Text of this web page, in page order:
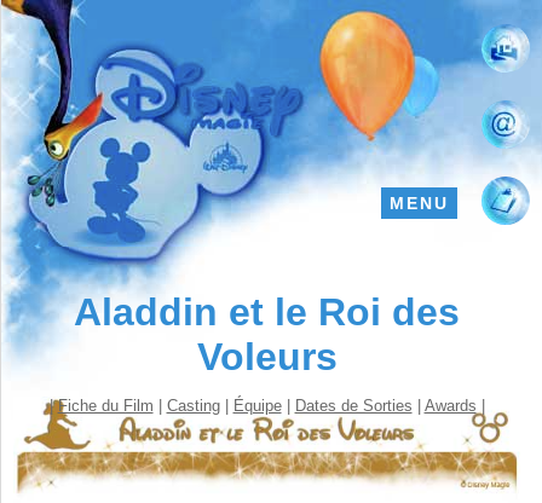
Aladdin et le Roi des
Voleurs
MENU
|Fiche du Film Casting| Équipe| Dates de Sorties Awards